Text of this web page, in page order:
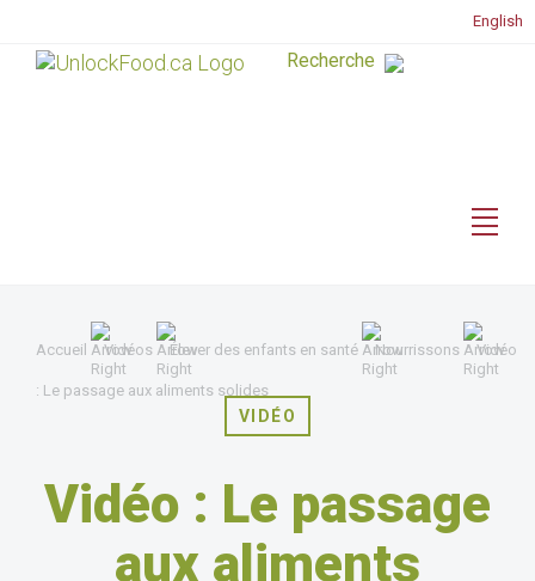
English
Accueil Vidéos Élever des enfants en santé Nourrissons Vidéo
: Le passage aux aliments solides
VIDÉO
Vidéo : Le passage
aux aliments